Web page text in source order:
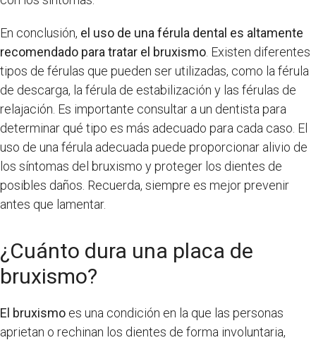
En conclusión, el uso de una férula dental es altamente
recomendado para tratar el bruxismo . Existen diferentes
tipos de férulas que pueden ser utilizadas, como la férula
de descarga, la férula de estabilización y las férulas de
relajación. Es importante consultar a un dentista para
determinar qué tipo es más adecuado para cada caso. El
uso de una férula adecuada puede proporcionar alivio de
los síntomas del bruxismo y proteger los dientes de
posibles daños. Recuerda, siempre es mejor prevenir
antes que lamentar.
¿Cuánto dura una placa de
bruxismo?
El bruxismo es una condición en la que las personas
aprietan o rechinan los dientes de forma involuntaria,